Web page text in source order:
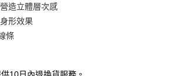
台北富邦商業銀行
永豐商業銀行
造立體層次感
形效果
條